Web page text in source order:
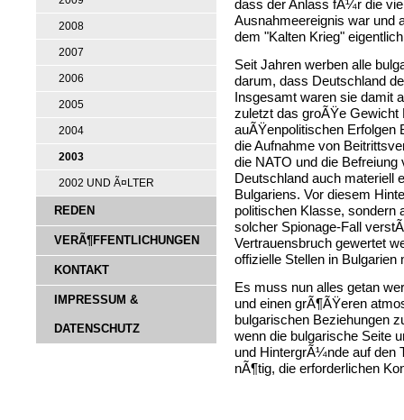
2008
2007
2006
2005
2004
2003
2002 UND Ã¤LTER
REDEN
VERÃ¶FFENTLICHUNGEN
KONTAKT
IMPRESSUM &
DATENSCHUTZ
dass der Anlass fÃ¼r die
Ausnahmeereignis war und
dem "Kalten Krieg"
Seit Jahren werben alle
darum, dass Deutschland
Insgesamt waren sie damit
zuletzt das groÃŸe Gewicht
auÃŸenpolitischen Erfolgen
die Aufnahme von
die NATO und die
Deutschland auch materiell
Bulgariens. Vor diesem
politischen Klasse, sondern
solcher Spionage-Fall
Vertrauensbruch gewertet
offizielle Stellen in Bulgarien
Es muss nun alles getan
und einen grÃ¶ÃŸeren
bulgarischen Beziehungen
wenn die bulgarische Seite
und HintergrÃ¼nde auf den
nÃ¶tig, die erforderlichen